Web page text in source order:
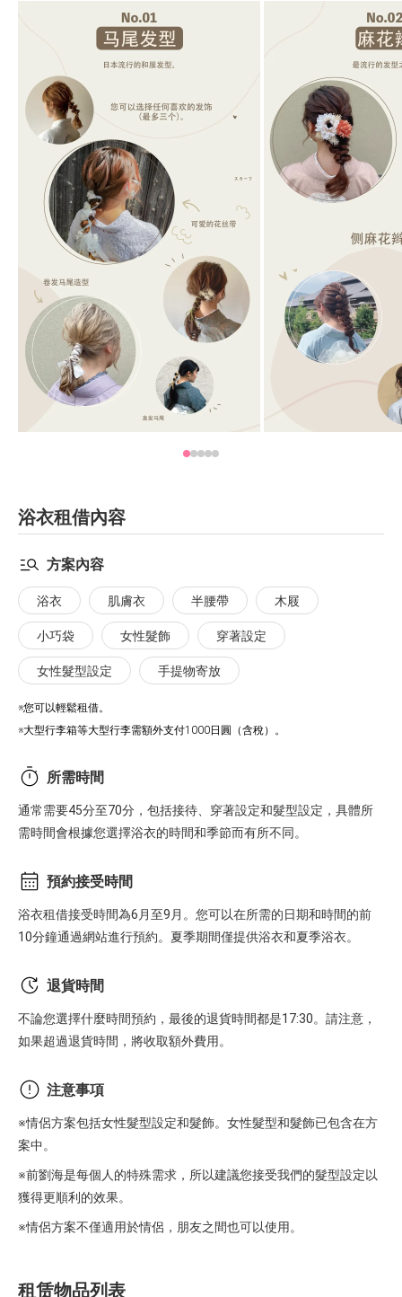
浴衣租借內容
方案內容
浴衣 肌膚衣 半腰帶 木屐
小巧袋 女性髮飾 穿著設定
女性髮型設定 手提物寄放
※您可以輕鬆租借。
※大型行李箱等大型行李需額外支付1000日圓（含稅）。
所需時間
通常需要45分至70分，包括接待、穿著設定和髮型設定，具體所
需時間會根據您選擇浴衣的時間和季節而有所不同。
預約接受時間
浴衣租借接受時間為6月至9月。您可以在所需的日期和時間的前
10分鐘通過網站進行預約。夏季期間僅提供浴衣和夏季浴衣。
退貨時間
不論您選擇什麼時間預約，最後的退貨時間都是17:30。請注意，
如果超過退貨時間，將收取額外費用。
注意事項
※情侶方案包括女性髮型設定和髮飾。女性髮型和髮飾已包含在方
案中。
※前劉海是每個人的特殊需求，所以建議您接受我們的髮型設定以
獲得更順利的效果。
※情侶方案不僅適用於情侶，朋友之間也可以使用。
租赁物品列表